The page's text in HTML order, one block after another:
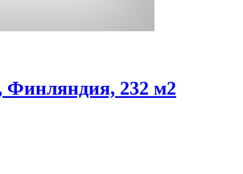
Финляндия, 232 м2